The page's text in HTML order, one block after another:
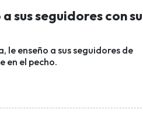
sus seguidores con su
le enseño a sus seguidores de
en el pecho.